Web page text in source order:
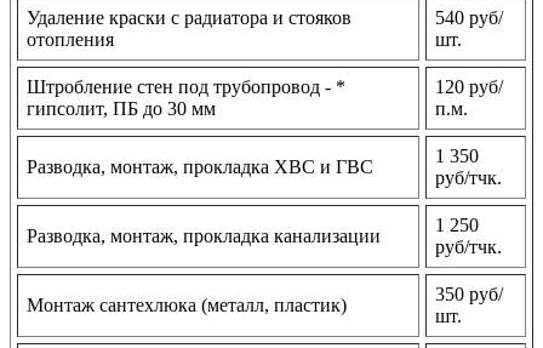
Удаление краски с радиатора и стояков
отопления
540 руб/
шт.
Штробление стен под трубопровод - *
гипсолит, ПБ до 30 мм
120 руб/
п.м.
Разводка, монтаж, прокладка ХВС и ГВС
1 350
руб/тчк.
Разводка, монтаж, прокладка канализации
1 250
руб/тчк.
Монтаж сантехлюка (металл, пластик)
350 руб/
шт.